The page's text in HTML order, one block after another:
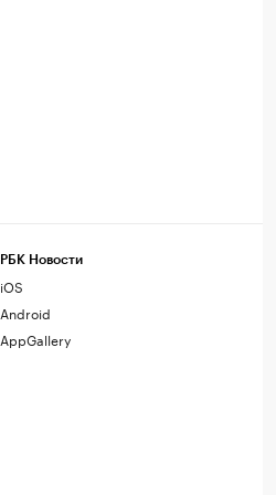
РБК Новости
iOS
Android
AppGallery